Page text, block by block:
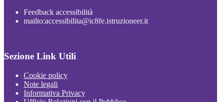
Feedback accessibilità
mailto:accessibilita@ic8fe.istruzioneer.it
Sezione Link Utili
Cookie policy
Note legali
Informativa Privacy